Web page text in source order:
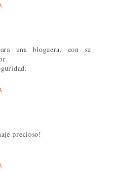
una bloguera, con su
precioso!